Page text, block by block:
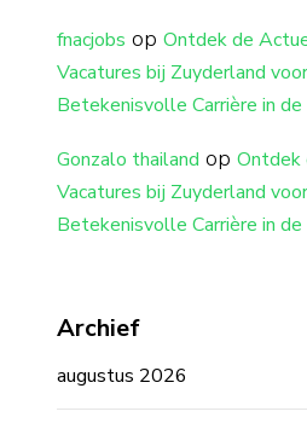
fnacjobs op Ontdek de
Vacatures bij Zuyderland
Betekenisvolle Carrière in de
Gonzalo thailand op Ontdek
Vacatures bij Zuyderland
Betekenisvolle Carrière in de
Archief
augustus 2026